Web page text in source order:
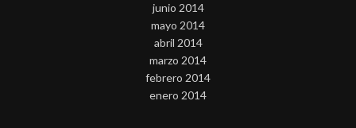
junio 2014
mayo 2014
abril 2014
marzo 2014
febrero 2014
enero 2014